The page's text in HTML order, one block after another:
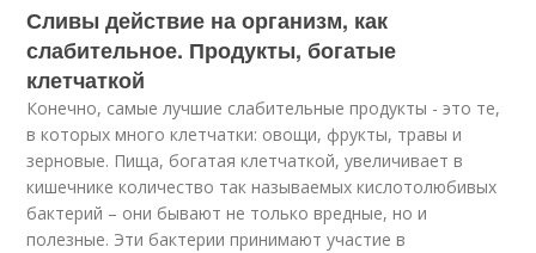
Сливы действие на организм, как
слабительное. Продукты, богатые
клетчаткой
Конечно, самые лучшие слабительные продукты - это те,
в которых много клетчатки: овощи, фрукты, травы и
зерновые. Пища, богатая клетчаткой, увеличивает в
кишечнике количество так называемых кислотолюбивых
бактерий – они бывают не только вредные, но и
полезные. Эти бактерии принимают участие в